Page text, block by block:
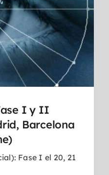
I y II
Barcelona
Fase I el 20, 21